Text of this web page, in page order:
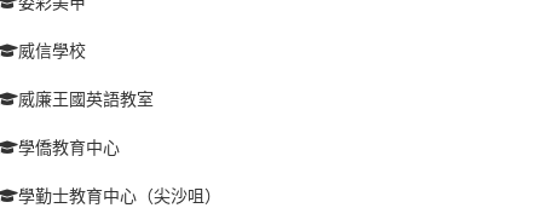
威信學校
威廉王國英語教室
學僑教育中心
學勤士教育中心（尖沙咀）